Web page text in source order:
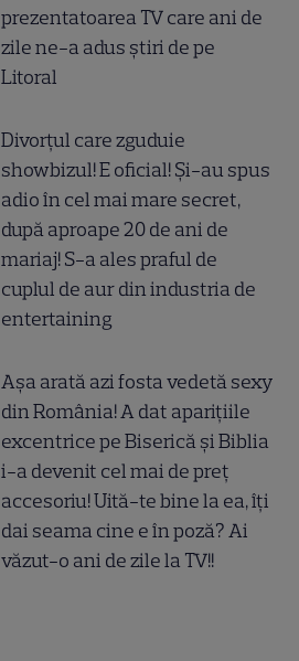
prezentatoarea TV care ani de
zile ne-a adus știri de pe
Litoral
Divorțul care zguduie
showbizul! E oficial! Și-au spus
adio în cel mai mare secret,
după aproape 20 de ani de
mariaj! S-a ales praful de
cuplul de aur din industria de
entertaining
Așa arată azi fosta vedetă sexy
din România! A dat aparițiile
excentrice pe Biserică și Biblia
i-a devenit cel mai de preț
accesoriu! Uită-te bine la ea, îți
dai seama cine e în poză? Ai
văzut-o ani de zile la TV!!